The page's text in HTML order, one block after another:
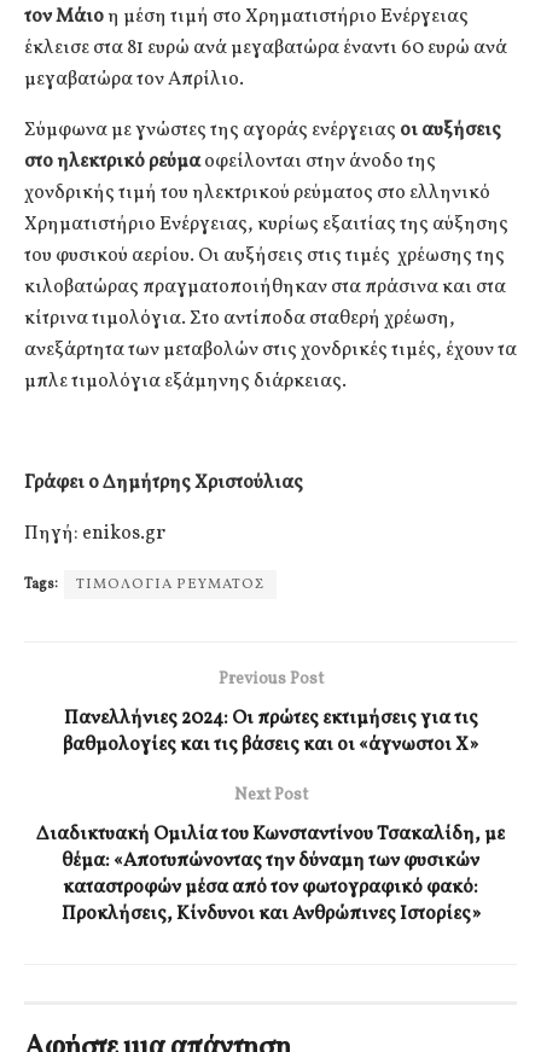
τον Μάιοη μέση τιμή στο Χρηματιστήριο Ενέργειας
έκλεισε στα 81 ευρώ ανά μεγαβατώρα έναντι 60 ευρώ ανά
μεγαβατώρα τον Απρίλιο.
Σύμφωνα με γνώστες της αγοράς ενέργειας οι αυξήσεις
στο ηλεκτρικό ρεύμαοφείλονται στην άνοδο της
χονδρικής τιμή του ηλεκτρικού ρεύματος στο ελληνικό
Χρηματιστήριο Ενέργειας, κυρίως εξαιτίας της αύξησης
του φυσικού αερίου. Οι αυξήσεις στις τιμές χρέωσης της
κιλοβατώρας πραγματοποιήθηκαν στα πράσινα και στα
κίτρινα τιμολόγια. Στο αντίποδα σταθερή χρέωση,
ανεξάρτητα των μεταβολών στις χονδρικές τιμές, έχουν τα
μπλε τιμολόγια εξάμηνης διάρκειας.
Γράφει ο Δημήτρης Χριστούλιας
Πηγή: enikos.gr
Tags: ΤΙΜΟΛΟΓΙΑ ΡΕΥΜΑΤΟΣ
Previous Post
Πανελλήνιες 2024: Οι πρώτες εκτιμήσεις για τις
βαθμολογίες και τις βάσεις και οι «άγνωστοι Χ»
Next Post
Διαδικτυακή Ομιλία του Κωνσταντίνου Τσακαλίδη, με
θέμα: «Αποτυπώνοντας την δύναμη των φυσικών
καταστροφών μέσα από τον φωτογραφικό φακό:
Προκλήσεις, Κίνδυνοι και Ανθρώπινες Ιστορίες»